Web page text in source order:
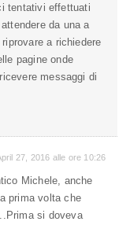
tentativi effettuati
da una a
a richiedere
pagine onde
messaggi di
27, 2016 alle ore 10:26
Michele, anche
prima volta che
si doveva